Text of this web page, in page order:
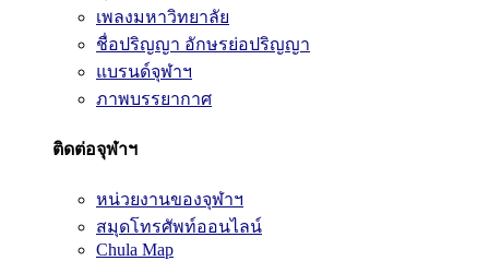
เพลงมหาวิทยาลัย
ชื่อปริญญา อักษรย่อปริญญา
แบรนด์จุฬาฯ
ภาพบรรยากาศ
ติดต่อจุฬาฯ
หน่วยงานของจุฬาฯ
สมุดโทรศัพท์ออนไลน์
Chula Map